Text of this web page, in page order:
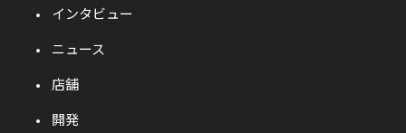
インタビュー
ニュース
店舗
開発